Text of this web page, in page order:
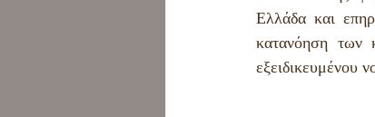
Ελλάδα και
κατανόηση των
εξειδικευμένου